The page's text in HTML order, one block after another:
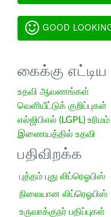
GOOD
கைக்கு
உதவி ஆவணங்கள்
வெளியீட்டுக் குறிப்புகள்
எல்ஜிபிஎல் (LGPL) உரிமம்
இணையத்தில் உதவி
பதிவிறக்க
புத்தம் புது லிப்ரெஓபிஸ்
நிலையான லிப்ரெஓபிஸ்
உருவாக்குநர் பதிப்புகள்